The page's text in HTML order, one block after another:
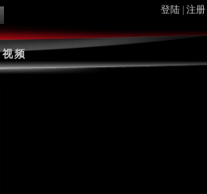
登陆| 注册|
视频